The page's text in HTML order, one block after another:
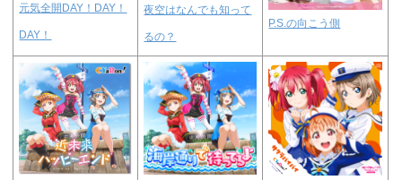
元気全開DAY！DAY！
DAY！
夜空はなんでも知って
るの？
P.S.の向こう側